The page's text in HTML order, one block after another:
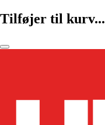
Tilføjer til kurv...